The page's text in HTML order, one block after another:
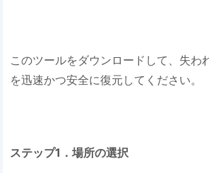
このツールをダウンロードして、失わ
を迅速かつ安全に復元してください。
ステップ1．場所の選択